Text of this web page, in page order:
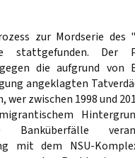
zur Mordserie des
stattgefunden. Der
die aufgrund von
angeklagten
wer zwischen 1998 und
Banküberfälle
mit dem NSU-